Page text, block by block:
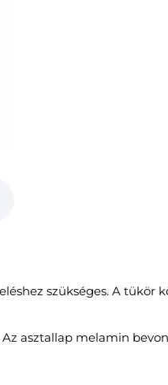
szükséges. A tükör
asztallap melamin